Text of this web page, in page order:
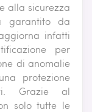
alla sicurezza
garantito da
infatti
per
di anomalie
protezione
Grazie al
solo tutte le